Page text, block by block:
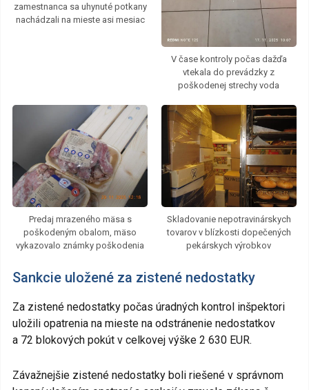
zamestnanca sa uhynuté potkany
nachádzali na mieste asi mesiac
V čase kontroly počas dažďa
vtekala do prevádzky z
poškodenej strechy voda
Predaj mrazeného mäsa s
poškodeným obalom, mäso
vykazovalo známky poškodenia
Skladovanie nepotravinárskych
tovarov v blízkosti dopečených
pekárskych výrobkov
Sankcie uložené za zistené nedostatky
Za zistené nedostatky počas úradných kontrol inšpektori
uložili opatrenia na mieste na odstránenie nedostatkov
a 72 blokových pokút v celkovej výške 2 630 EUR.
Závažnejšie zistené nedostatky boli riešené v správnom